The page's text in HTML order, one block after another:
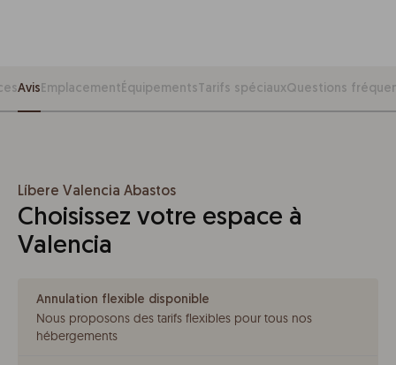
AvisEmplacementÉquipements Tarifs spéciauxQuestions
Líbere Valencia Abastos
Choisissez votre espace à
Valencia
Annulation flexible disponible
Nous proposons des tarifs flexibles pour tous nos
hébergements